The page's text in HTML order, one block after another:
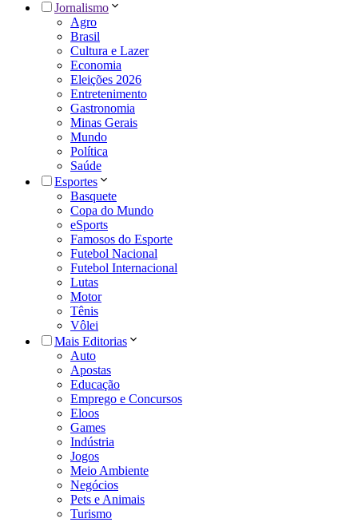
Jornalismo
Agro
Brasil
Cultura e Lazer
Economia
Eleições 2026
Entretenimento
Gastronomia
Minas Gerais
Mundo
Política
Saúde
Esportes
Basquete
Copa do Mundo
eSports
Famosos do Esporte
Futebol Nacional
Futebol Internacional
Lutas
Motor
Tênis
Vôlei
Mais Editorias
Auto
Apostas
Educação
Emprego e Concursos
Eloos
Games
Indústria
Jogos
Meio Ambiente
Negócios
Pets e Animais
Turismo